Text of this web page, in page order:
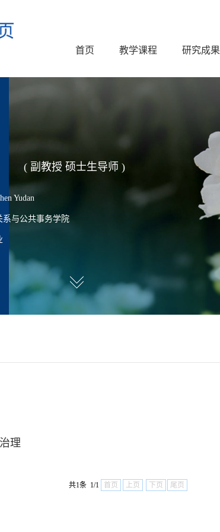
首页 教学课程 研究成果
( 副教授 硕士生导师 )
Yudan
系与公共事务学院
治理
共1条 1/1 首页 上页 下页 尾页